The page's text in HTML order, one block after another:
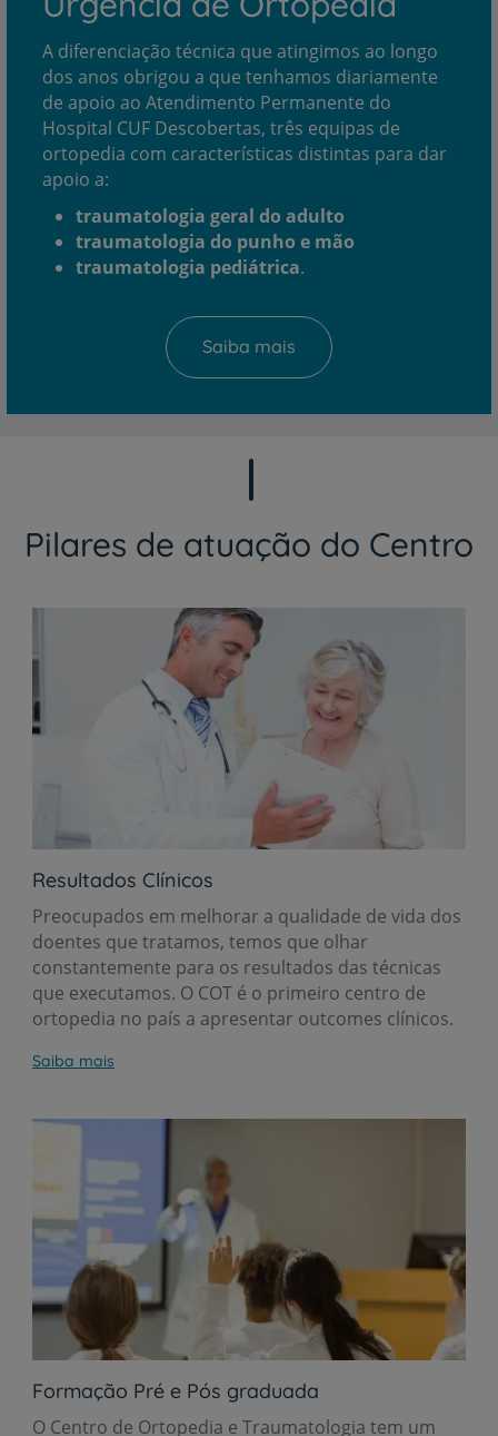
A diferenciação técnica que atingimos ao longo
dos anos obrigou a que tenhamos diariamente
de apoio ao Atendimento Permanente do
Hospital CUF Descobertas, três equipas de
ortopedia com características distintas para dar
apoio a:
traumatologia geral do adulto
traumatologia do punho e mão
traumatologia pediátrica.
Saiba mais
Pilares de atuação do Centro
Resultados Clínicos
Preocupados em melhorar a qualidade de vida dos
doentes que tratamos, temos que olhar
constantemente para os resultados das técnicas
que executamos. O COT é o primeiro centro de
ortopedia no país a apresentar outcomes clínicos.
Saiba mais
Formação Pré e Pós graduada
O Centro de Ortopedia e Traumatologia tem um